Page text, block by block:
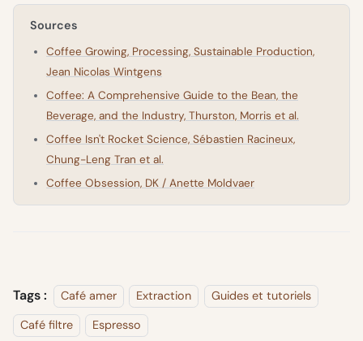
Sources
Coffee Growing, Processing, Sustainable Production,
Jean Nicolas Wintgens
Coffee: A Comprehensive Guide to the Bean, the
Beverage, and the Industry, Thurston, Morris et al.
Coffee Isn't Rocket Science, Sébastien Racineux,
Chung-Leng Tran et al.
Coffee Obsession, DK / Anette Moldvaer
Tags : Café amer Extraction
Guides et tutoriels
Café filtre
Espresso